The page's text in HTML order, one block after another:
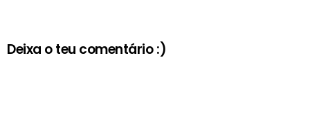
Deixa o teu comentário :)